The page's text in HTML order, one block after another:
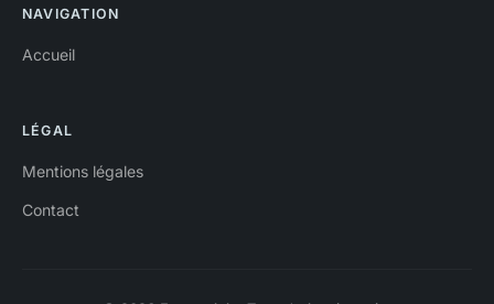
NAVIGATION
Accueil
LÉGAL
Mentions légales
Contact